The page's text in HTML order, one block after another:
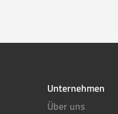
Unternehmen
Über uns